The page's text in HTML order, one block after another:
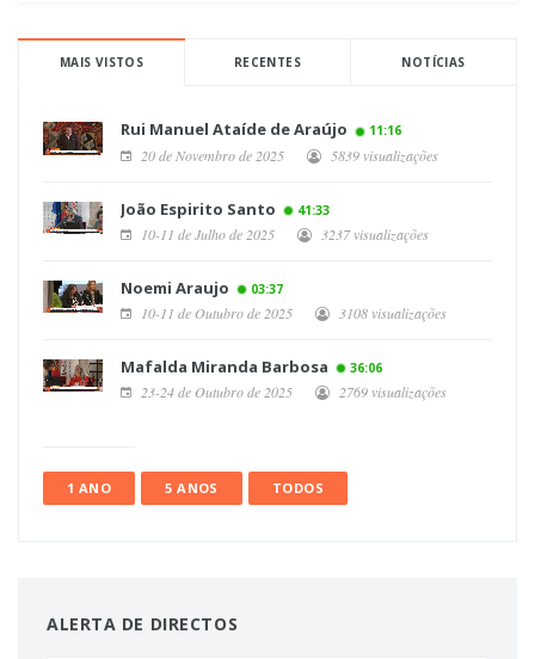
MAIS VISTOS RECENTES NOTÍCIAS
Rui Manuel Ataíde de Araújo 11:16
20 de Novembro de 2025 5839 visualizações
João Espirito Santo 41:33
10-11 de Julho de 2025 3237 visualizações
Noemi Araujo 03:37
10-11 de Outubro de 2025 3108 visualizações
Mafalda Miranda Barbosa 36:06
23-24 de Outubro de 2025 2769 visualizações
1 ANO 5 ANOS TODOS
ALERTA DE DIRECTOS